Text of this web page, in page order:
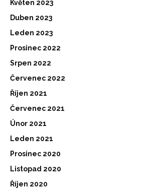
Květen 2023
Duben 2023
Leden 2023
Prosinec 2022
Srpen 2022
Červenec 2022
Říjen 2021
Červenec 2021
Únor 2021
Leden 2021
Prosinec 2020
Listopad 2020
Říjen 2020